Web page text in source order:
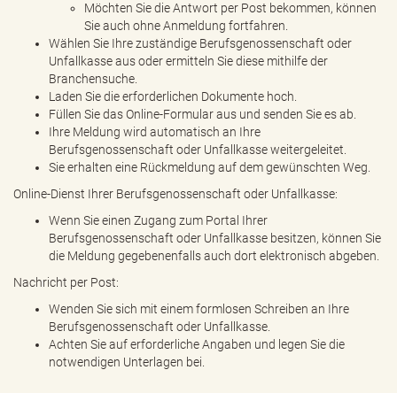
Möchten Sie die Antwort per Post bekommen, können
Sie auch ohne Anmeldung fortfahren.
Wählen Sie Ihre zuständige Berufsgenossenschaft oder
Unfallkasse aus oder ermitteln Sie diese mithilfe der
Branchensuche.
Laden Sie die erforderlichen Dokumente hoch.
Füllen Sie das Online-Formular aus und senden Sie es ab.
Ihre Meldung wird automatisch an Ihre
Berufsgenossenschaft oder Unfallkasse weitergeleitet.
Sie erhalten eine Rückmeldung auf dem gewünschten Weg.
Online-Dienst Ihrer Berufsgenossenschaft oder Unfallkasse:
Wenn Sie einen Zugang zum Portal Ihrer
Berufsgenossenschaft oder Unfallkasse besitzen, können Sie
die Meldung gegebenenfalls auch dort elektronisch abgeben.
Nachricht per Post:
Wenden Sie sich mit einem formlosen Schreiben an Ihre
Berufsgenossenschaft oder Unfallkasse.
Achten Sie auf erforderliche Angaben und legen Sie die
notwendigen Unterlagen bei.